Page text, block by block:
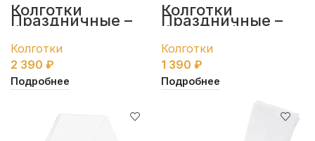
Колготки
Праздничные –
белые
Колготки
2 390 ₽
Подробнее
Колготки
Праздничные –
белые с бантиком
Колготки
1 390 ₽
Подробнее